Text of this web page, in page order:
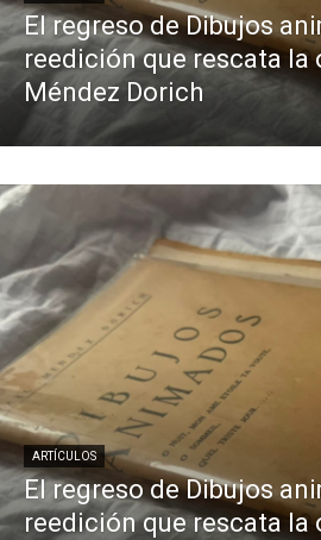
El regreso de Dibujos
reedición que rescata la
Méndez Dorich
ARTÍCULOS
El regreso de Dibujos
reedición que rescata la